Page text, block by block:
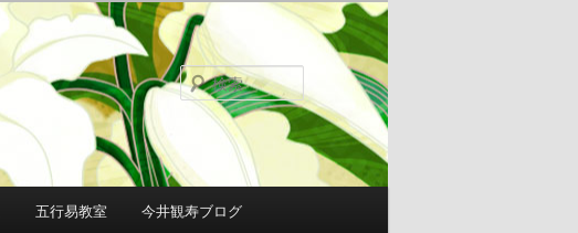
索
五行易教室 今井観寿ブログ